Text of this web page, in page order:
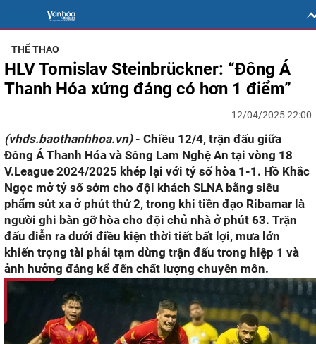
THỂ THAO
HLV Tomislav Steinbrückner: “Đông Á
Thanh Hóa xứng đáng có hơn 1 điểm”
12/04/2025 22:00
(vhds.baothanhhoa.vn)- Chiều 12/4, trận đấu giữa
Đông Á Thanh Hóa và Sông Lam Nghệ An tại vòng 18
V.League 2024/2025 khép lại với tỷ số hòa 1-1. Hồ Khắc
Ngọc mở tỷ số sớm cho đội khách SLNA bằng siêu
phẩm sút xa ở phút thứ 2, trong khi tiền đạo Ribamar là
người ghi bàn gỡ hòa cho đội chủ nhà ở phút 63. Trận
đấu diễn ra dưới điều kiện thời tiết bất lợi, mưa lớn
khiến trọng tài phải tạm dừng trận đấu trong hiệp 1 và
ảnh hưởng đáng kể đến chất lượng chuyên môn.